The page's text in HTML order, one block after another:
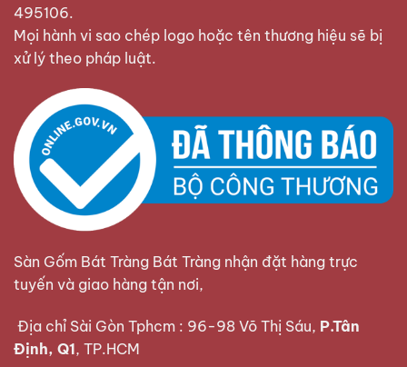
495106.
Mọi hành vi sao chép logo hoặc tên thương hiệu sẽ bị
xử lý theo pháp luật.
Sàn Gốm Bát Tràng Bát Tràng nhận đặt hàng trực
tuyến và giao hàng tận nơi,
Địa chỉ Sài Gòn Tphcm : 96-98 Võ Thị Sáu, P.Tân
Định, Q1, TP.HCM